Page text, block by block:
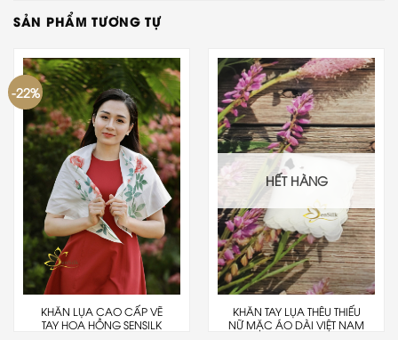
SẢN PHẨM TƯƠNG TỰ
-22%
KHĂN LỤA CAO CẤP VẼ
TAY HOA HỒNG SENSILK
HẾT HÀNG
KHĂN TAY LỤA THÊU THIẾU
NỮ MẶC ÁO DÀI VIỆT NAM